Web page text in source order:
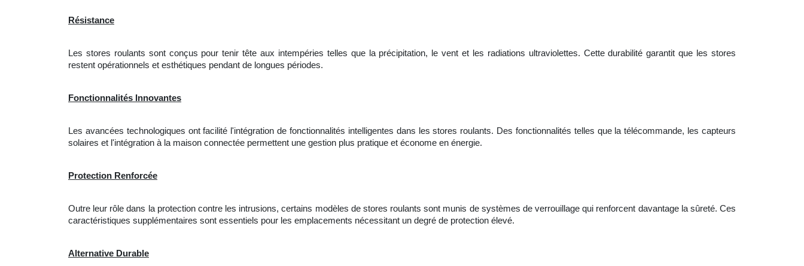
Résistance
Les stores roulants sont conçus pour tenir tête aux intempéries telles que la précipitation, le vent et les radiations ultraviolettes. Cette durabilité garantit que les stores
restent opérationnels et esthétiques pendant de longues périodes.
Fonctionnalités Innovantes
Les avancées technologiques ont facilité l'intégration de fonctionnalités intelligentes dans les stores roulants. Des fonctionnalités telles que la télécommande, les capteurs
solaires et l'intégration à la maison connectée permettent une gestion plus pratique et économe en énergie.
Protection Renforcée
Outre leur rôle dans la protection contre les intrusions, certains modèles de stores roulants sont munis de systèmes de verrouillage qui renforcent davantage la sûreté. Ces
caractéristiques supplémentaires sont essentiels pour les emplacements nécessitant un degré de protection élevé.
Alternative Durable